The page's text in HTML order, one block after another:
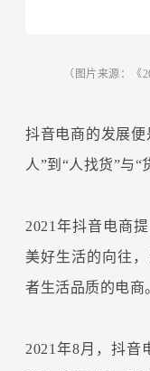
（图片来源：《
抖音电商的发展
人”到“人找货”与“
2021年抖音电商
美好生活的向往
者生活品质的电商
2021年8月，抖音